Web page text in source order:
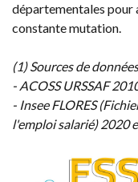
départementales pour
constante mutation.
(1) Sources de
- ACOSS URSSAF
- Insee FLORES
l'emploi salarié) 2020